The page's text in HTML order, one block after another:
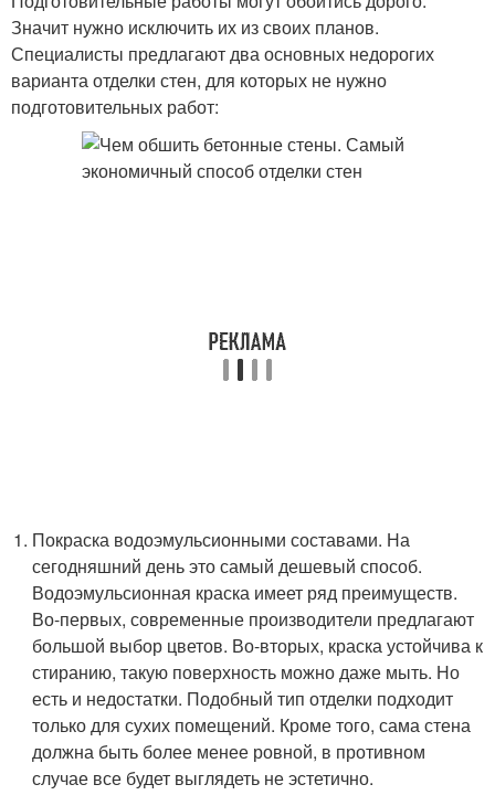
Значит нужно исключить их из своих планов.
Специалисты предлагают два основных недорогих
варианта отделки стен, для которых не нужно
подготовительных работ:
Покраска водоэмульсионными составами. На
сегодняшний день это самый дешевый способ.
Водоэмульсионная краска имеет ряд преимуществ.
Во-первых, современные производители предлагают
большой выбор цветов. Во-вторых, краска устойчива к
стиранию, такую поверхность можно даже мыть. Но
есть и недостатки. Подобный тип отделки подходит
только для сухих помещений. Кроме того, сама стена
должна быть более менее ровной, в противном
случае все будет выглядеть не эстетично.